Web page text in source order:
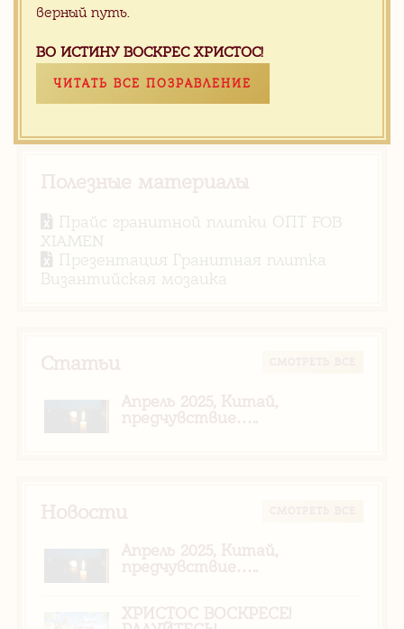
Серый мрамор на складе в
Полезные материалы
Прайс гранитной плитки ОПТ FOB
XIAMEN
Презентация Гранитная плитка
Византийская мозаика
Статьи
Апрель 2025, Китай,
предчувствие…..
Новости
Апрель 2025, Китай,
предчувствие…..
ХРИСТОС ВОСКРЕСЕ!
верный путь.
ВО ИСТИНУ ВОСКРЕС ХРИСТОС!
ЧИТАТЬ ВСЕ ПОЗРАВЛЕНИЕ